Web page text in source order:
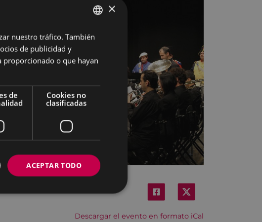
Descargar el evento en formato iCal
BASQUE
×
nuestro tráfico. También
de publicidad y
proporcionado o que hayan
de
Cookies no
clasificadas
ACEPTAR TODO